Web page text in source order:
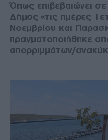
Όπως επιβεβαιώνει
Δήμος «τις ημέρες
Νοεμβρίου και
πραγματοποιήθηκε
απορριμμάτων/